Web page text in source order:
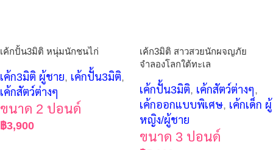
เค้กปั้น3มิติ หนุ่มนักชนไก่
เค้ก3มิติ ผู้ชาย, เค้กปั้น3มิติ,
เค้กสัตว์ต่างๆ
ขนาด 2 ปอนด์
฿3,900
เค้ก3มิติ สาวสวยนักผจญภัย
จำลองโลกใต้ทะเล
เค้กปั้น3มิติ, เค้กสัตว์ต่างๆ,
เค้กออกแบบพิเศษ, เค้กเด็ก ผู้
หญิง/ผู้ชาย
ขนาด 3 ปอนด์